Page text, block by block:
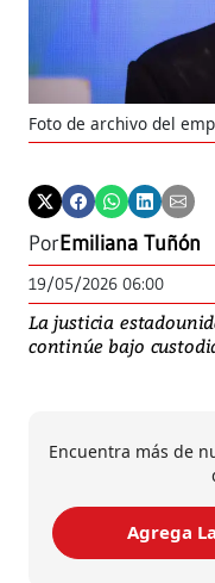
Foto de archivo del
PorEmiliana Tuñón
19/05/2026 06:00
La justicia
continúe bajo
Encuentra más de
Agrega